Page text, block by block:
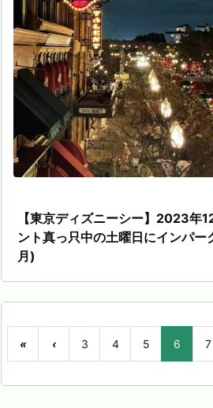
【東京ディズニーシー】2023年
ント真っ只中の土曜日にインパ
月)
« ‹ 3 4 5 6 7